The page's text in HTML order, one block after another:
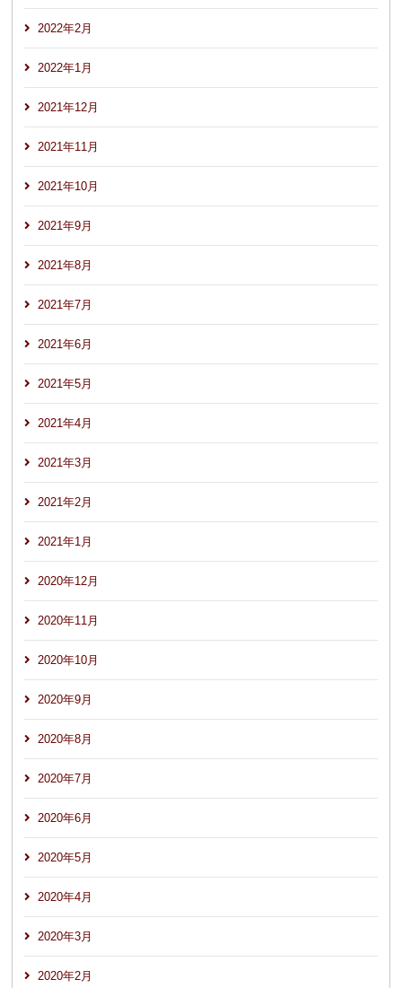
2022年2月
2022年1月
2021年12月
2021年11月
2021年10月
2021年9月
2021年8月
2021年7月
2021年6月
2021年5月
2021年4月
2021年3月
2021年2月
2021年1月
2020年12月
2020年11月
2020年10月
2020年9月
2020年8月
2020年7月
2020年6月
2020年5月
2020年4月
2020年3月
2020年2月